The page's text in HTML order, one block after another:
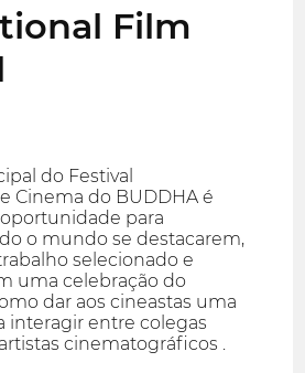
Film
do Festival
Cinema do BUDDHA é
para
o mundo se destacarem,
selecionado e
uma celebração do
dar aos cineastas uma
interagir entre colegas
cinematográficos .